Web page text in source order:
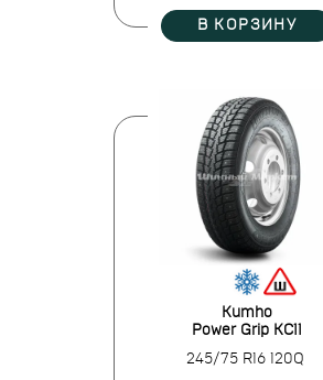
В КОРЗИНУ
Kumho
Power Grip KC11
245/75 R16 120Q